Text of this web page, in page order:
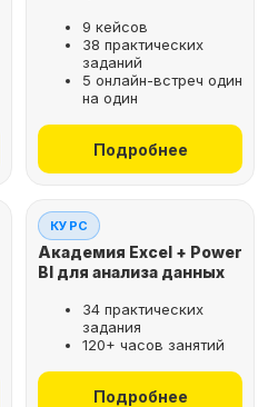
9 кейсов
38 практических
заданий
5 онлайн-встреч один
на один
Подробнее
КУРС
Академия Excel + Power
BI для анализа данных
34 практических
задания
120+ часов занятий
Подробнее